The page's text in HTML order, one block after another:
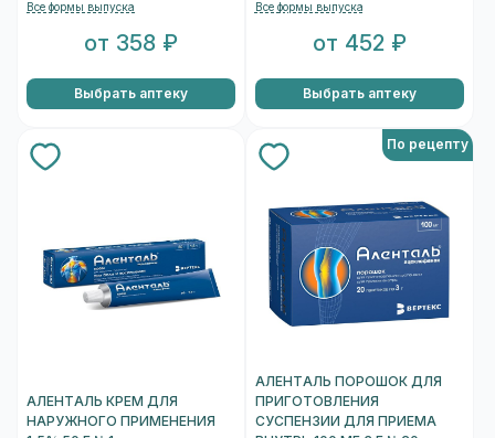
Все формы выпуска
от 358 ₽
Выбрать аптеку
Все формы выпуска
от 452 ₽
Выбрать аптеку
АЛЕНТАЛЬ КРЕМ ДЛЯ
НАРУЖНОГО ПРИМЕНЕНИЯ
По рецепту
АЛЕНТАЛЬ ПОРОШОК ДЛЯ
ПРИГОТОВЛЕНИЯ
СУСПЕНЗИИ ДЛЯ ПРИЕМА